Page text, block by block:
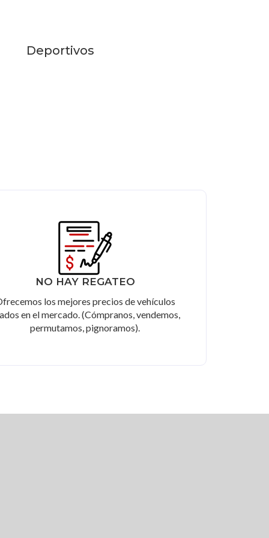
Deportivos
NO HAY REGATEO
los mejores precios de vehículos
en el mercado. (Cómpranos, vendemos,
permutamos, pignoramos).